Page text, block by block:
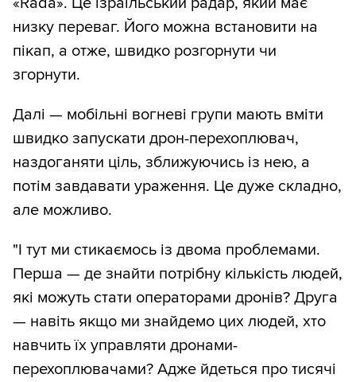
низку переваг. Його можна встановити на
пікап, а отже, швидко розгорнути чи
згорнути.
Далі — мобільні вогневі групи мають вміти
швидко запускати дрон-перехоплювач,
наздоганяти ціль, зближуючись із нею, а
потім завдавати ураження. Це дуже складно,
але можливо.
"І тут ми стикаємось із двома проблемами.
Перша — де знайти потрібну кількість людей,
які можуть стати операторами дронів? Друга
— навіть якщо ми знайдемо цих людей, хто
навчить їх управляти дронами-
перехоплювачами? Адже йдеться про тисячі